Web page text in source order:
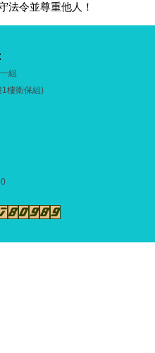
法令並尊重他人！
組
1樓衛保組)